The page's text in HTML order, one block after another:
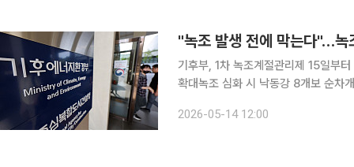
"녹조 발생 전에 막는다"…녹
기후부, 1차 녹조계절관리제 15일부
확대녹조 심화 시 낙동강 8개보 순차개방…"완전개방은 아
존 대책과 달리 녹조 발생 이전부터
2026-05-14 12:00